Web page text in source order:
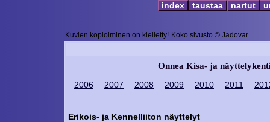
index taustaa nartut
Kuvien kopioiminen on kielletty! Koko sivusto © Jadovar
Onnea Kisa- ja
2006
2007 2008 2009 2010 2011
Erikois- ja Kennelliiton näyttelyt